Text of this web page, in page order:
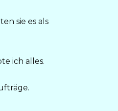
sie es als
ich alles.